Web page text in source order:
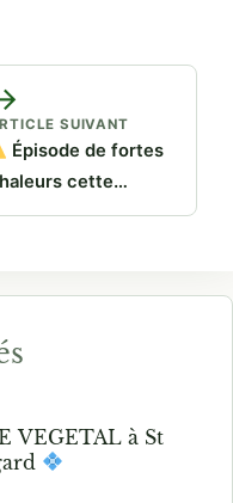
SUIVANT
Épisode de fortes
cette
VEGETAL à St